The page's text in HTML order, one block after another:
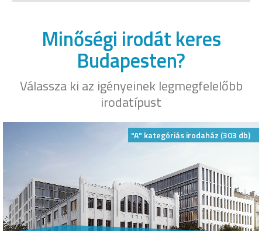
Minőségi irodát keres
Budapesten?
Válassza ki az igényeinek legmegfelelőbb
irodatípust
"A" kategóriás irodaház (303 db)